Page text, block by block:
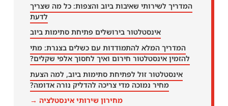
המדריך לשירותי שאיבות ביוב והצפות: כל מה שצריך
לדעת
אינסטלטור בירושלים פתיחת סתימות ביוב
המדריך המלא להתמודדות עם כשלים בצנרת: מתי
להזמין אינסטלטור חירום ואיך לחסוך אלפי שקלים?
אינסטלטור זול לפתיחת סתימות ביוב, למה הצעת
מחיר נמוכה מדי צריכה להדליק נורה אדומה?
מחירון שירותי אינסטלציה →